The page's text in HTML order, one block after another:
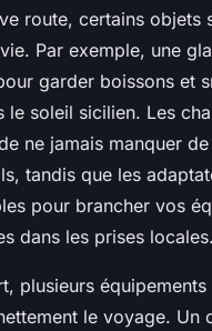
route, certains objets
Par exemple, une
garder boissons et
le soleil sicilien. Les
ne jamais manquer
tandis que les
pour brancher vos
dans les prises locales.
plusieurs
le voyage. Un